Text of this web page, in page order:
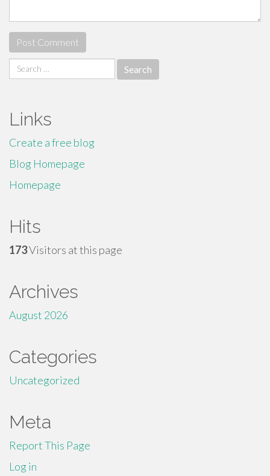
Search
for:
Links
Create a free blog
Blog Homepage
Homepage
Hits
173Visitors at this page
Archives
August 2026
Categories
Uncategorized
Meta
Report This Page
Log in